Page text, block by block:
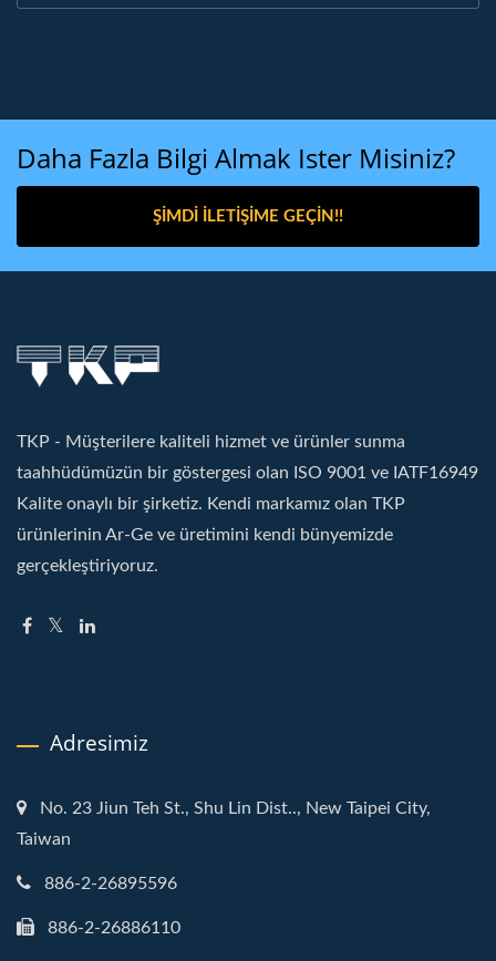
Daha Fazla Bilgi Almak Ister Misiniz?
ŞIMDI İLETIŞIME GEÇIN!!
TKP - Müşterilere kaliteli hizmet ve ürünler sunma
taahhüdümüzün bir göstergesi olan ISO 9001 ve IATF16949
Kalite onaylı bir şirketiz. Kendi markamız olan TKP
ürünlerinin Ar-Ge ve üretimini kendi bünyemizde
gerçekleştiriyoruz.
Adresimiz
No. 23 Jiun Teh St., Shu Lin Dist.., New Taipei City,
Taiwan
886-2-26895596
886-2-26886110